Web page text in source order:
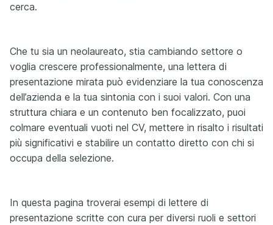
cerca.
Che tu sia un neolaureato, stia cambiando settore o
voglia crescere professionalmente, una lettera di
presentazione mirata può evidenziare la tua conoscenza
dell’azienda e la tua sintonia con i suoi valori. Con una
struttura chiara e un contenuto ben focalizzato, puoi
colmare eventuali vuoti nel CV, mettere in risalto i risultati
più significativi e stabilire un contatto diretto con chi si
occupa della selezione.
In questa pagina troverai esempi di lettere di
presentazione scritte con cura per diversi ruoli e settori